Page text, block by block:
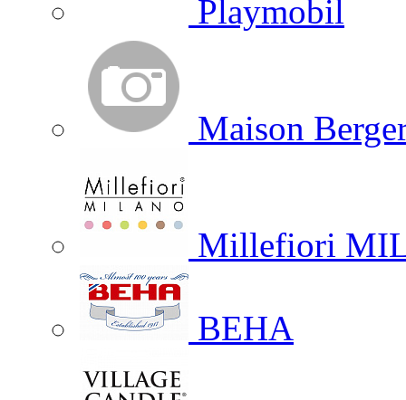
Playmobil
Maison
Millefiori
BEHA